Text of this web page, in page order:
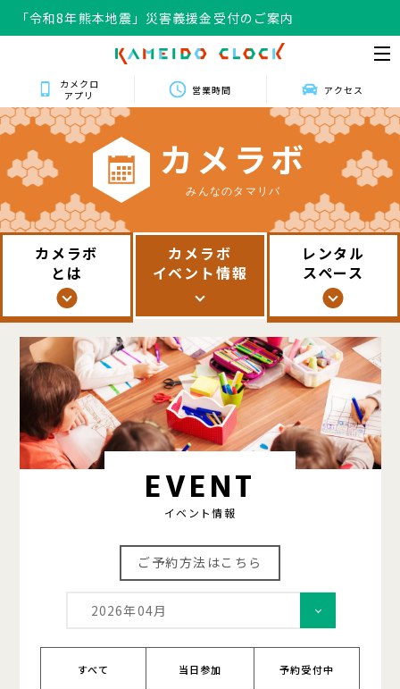
「令和8年熊本地震」災害義援金受付のご案内
カメクロ
アプリ
営業時間 アクセス
カ メ ラボ
みんなのタマリバ
カメラボ
とは
カメラボ
イベント情報
レンタル
スペース
EVENT
イベント情報
ご予約方法はこちら
2026年04月
すべて 当日参加 予約受付中